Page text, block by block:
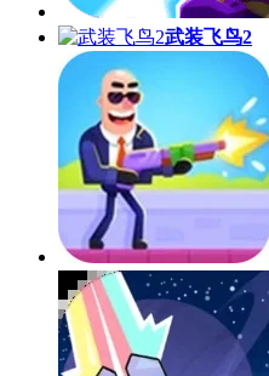
武装飞鸟2